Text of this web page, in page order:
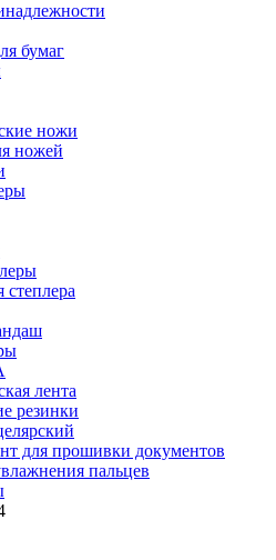
бумаг
ножи
ножей
лента
резинки
для прошивки документов
пальцев